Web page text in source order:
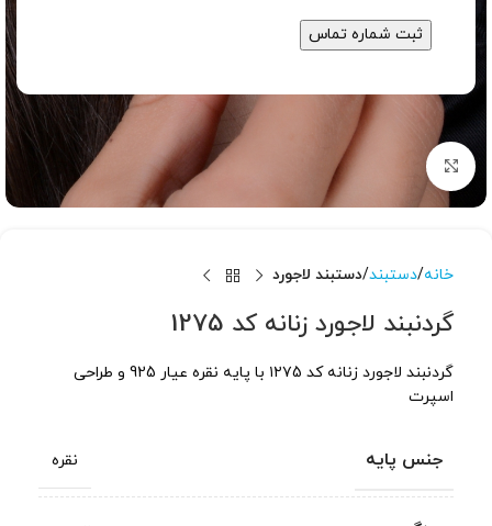
برای بزرگنمایی کلیک کنید
خانه دستبند دستبند لاجورد
گردنبند لاجورد زنانه کد 1275
گردنبند لاجورد زنانه کد ۱۲۷5 با پایه نقره عیار 925 و طراحی
اسپرت
جنس پایه نقره